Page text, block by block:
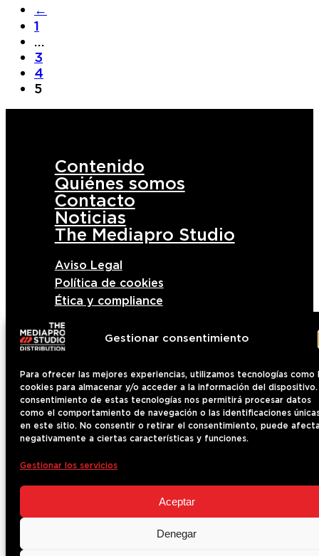
Gestionar consentimiento
Para ofrecer las mejores experiencias, utilizamos tecnologías como
cookies para almacenar y/o acceder a la información del dispositivo.
consentimiento de estas tecnologías nos permitirá procesar datos
como el comportamiento de navegación o las identificaciones
en este sitio. No consentir o retirar el consentimiento, puede
negativamente a ciertas características y funciones.
Gestionar los servicios
Aceptar
Denegar
←
1
…
3
4
5
Contenido
Quiénes somos
Contacto
Noticias
The Mediapro Studio
Aviso Legal
Política de cookies
Ética y compliance
© 2025 — Copyright